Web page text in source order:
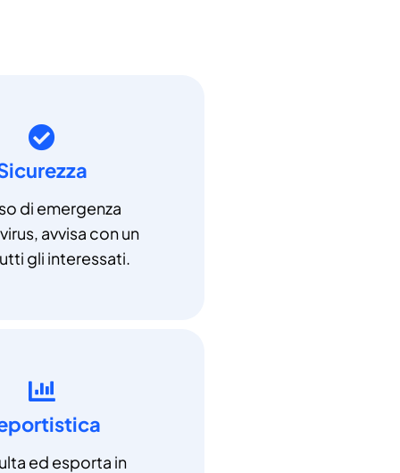
di emergenza
avvisa con un
gli interessati.
ed esporta in